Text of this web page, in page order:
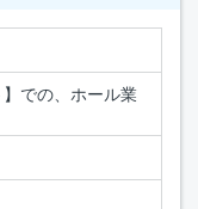
での、ホール業